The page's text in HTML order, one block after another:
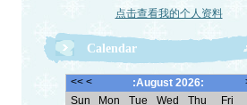
点击查看我的个人资料
Calendar